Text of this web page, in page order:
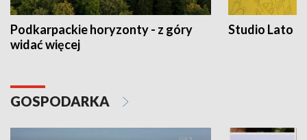
Podkarpackie horyzonty - z góry
widać więcej
Studio Lato
GOSPODARKA